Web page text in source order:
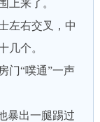
来了。
左右交叉，中
几个。
“噗通”一声
出一腿踢过